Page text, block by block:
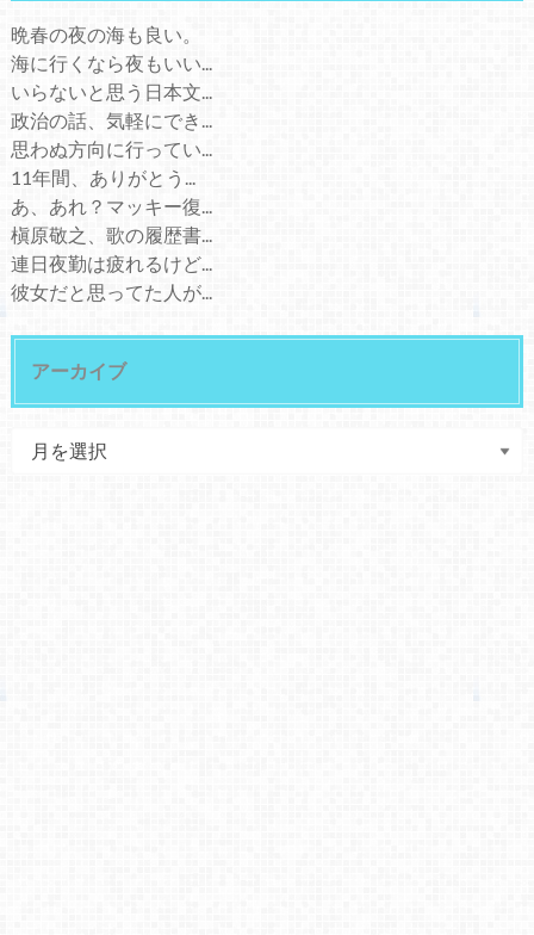
晩春の夜の海も良い。
海に行くなら夜もいい...
いらないと思う日本文...
政治の話、気軽にでき...
思わぬ方向に行ってい...
11年間、ありがとう...
あ、あれ？マッキー復...
槇原敬之、歌の履歴書...
連日夜勤は疲れるけど...
彼女だと思ってた人が...
アーカイブ